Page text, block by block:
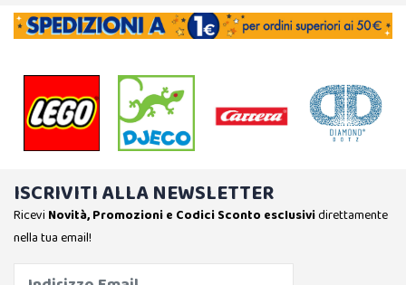
ISCRIVITI ALLA NEWSLETTER
Ricevi Novità, Promozioni e Codici Sconto esclusividirettamente
nella tua email!